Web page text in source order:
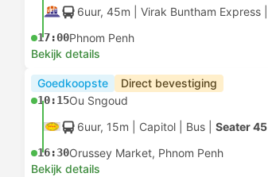
6uur, 45m | Virak Buntham Express
17:00Phnom Penh
Bekijk details
Goedkoopste Direct bevestiging
10:15Ou Sngoud
6uur, 15m | Capitol Bus Seater 45
16:30Orussey Market, Phnom Penh
Bekijk details